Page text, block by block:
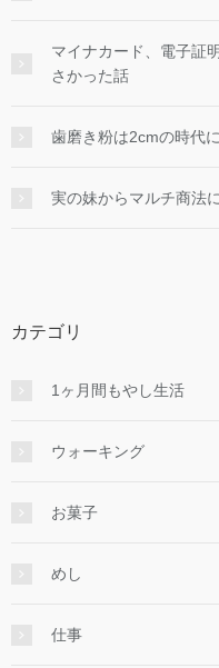
マイナカード、電子証
さかった話
歯磨き粉は2cmの時代に
実の妹からマルチ商法
カテゴリ
1ヶ月間もやし生活
ウォーキング
お菓子
めし
仕事